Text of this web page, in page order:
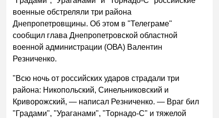
военные обстреляли три района
Днепропетровщины. Об этом в "Телеграме"
сообщил глава Днепропетровской областной
военной администрации (ОВА) Валентин
Резниченко.
"Всю ночь от российских ударов страдали три
района: Никопольский, Синельниковский и
Криворожский, — написал Резниченко. — Враг бил
"Градами", "Ураганами", "Торнадо-С" и тяжелой